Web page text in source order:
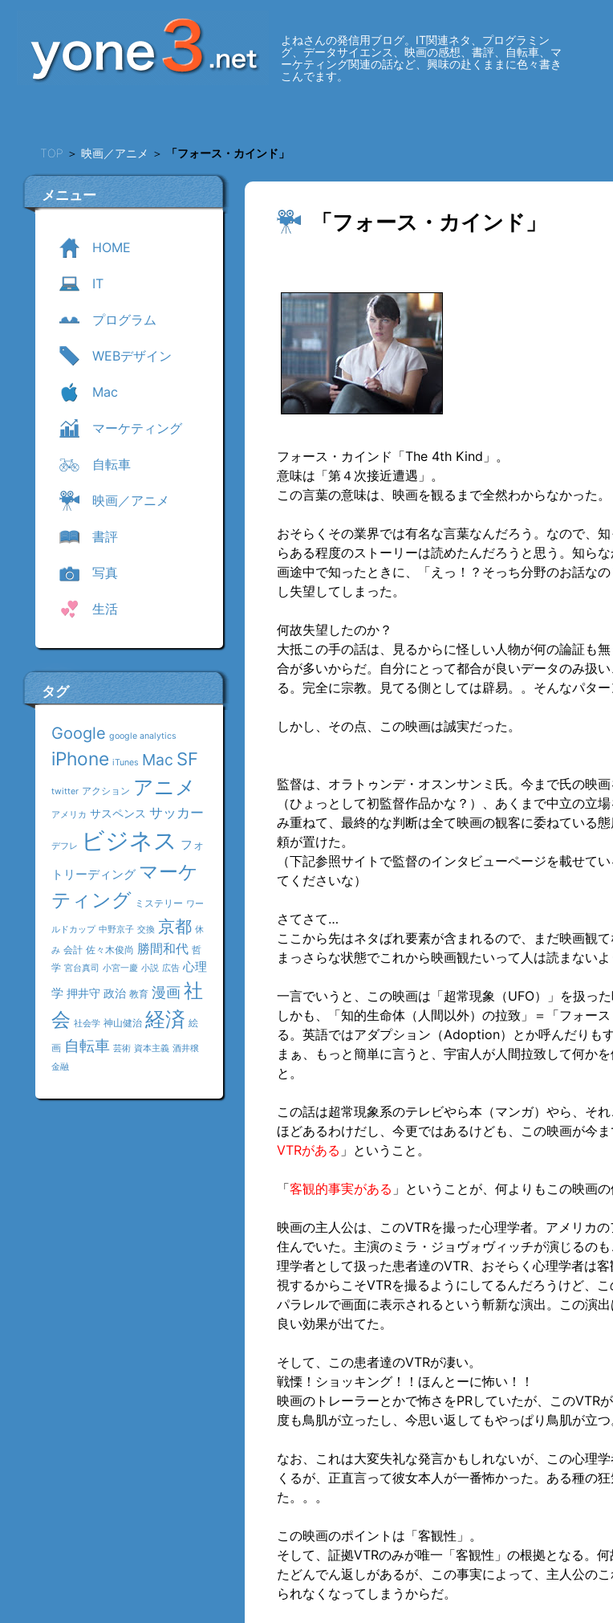
よねさんの発信用ブログ。IT関連ネタ、プログラミン
グ、データサイエンス、映画の感想、書評、自転車、マ
ーケティング関連の話など、興味の赴くままに色々書き
こんでます。
TOP ＞映画／アニメ ＞ 「フォース・カインド」
メニュー
HOME
IT
プログラム
WEBデザイン
Mac
マーケティング
自転車
映画／アニメ
書評
写真
生活
タグ
Google google analytics
iPhone iTunes Mac SF
twitter アクション アニメ
アメリカ サスペンス サッカー
デフレ ビジネス フォ
トリーディング マーケ
ティング ミステリー ワー
ルドカップ 中野京子 交換 京都 休
み 会計 佐々木俊尚 勝間和代 哲
学 宮台真司 小宮一慶 小説 広告 心理
学 押井守 政治 教育 漫画社
会 社会学 神山健治 経済 絵
画 自転車 芸術 資本主義 酒井穣
金融
「フォース・カインド」
フォース・カインド「The 4th Kind」。
意味は「第４次接近遭遇」。
この言葉の意味は、映画を観るまで全然わからなかった。
おそらくその業界では有名な言葉なんだろう。なので、
らある程度のストーリーは読めたんだろうと思う。知ら
画途中で知ったときに、「えっ！？そっち分野のお話な
し失望してしまった。
何故失望したのか？
大抵この手の話は、見るからに怪しい人物が何の論証も
合が多いからだ。自分にとって都合が良いデータのみ扱
る。完全に宗教。見てる側としては辟易。。そんなパター
しかし、その点、この映画は誠実だった。
監督は、オラトゥンデ・オスンサンミ氏。今まで氏の映
（ひょっとして初監督作品かな？）、あくまで中立の立
み重ねて、最終的な判断は全て映画の観客に委ねている
頼が置けた。
（下記参照サイトで監督のインタビューページを載せて
てくださいな）
さてさて…
ここから先はネタばれ要素が含まれるので、まだ映画観
まっさらな状態でこれから映画観たいって人は読まないよ
一言でいうと、この映画は「超常現象（UFO）」を扱った
しかも、「知的生命体（人間以外）の拉致」＝「フォー
る。英語ではアダプション（Adoption）とか呼んだりもす
まぁ、もっと簡単に言うと、宇宙人が人間拉致して何か
と。
この話は超常現象系のテレビやら本（マンガ）やら、そ
ほどあるわけだし、今更ではあるけども、この映画が今
VTRがある 」ということ。
「客観的事実がある 」ということが、何よりもこの映画の
映画の主人公は、このVTRを撮った心理学者。アメリカ
住んでいた。主演のミラ・ジョヴォヴィッチが演じるの
理学者として扱った患者達のVTR、おそらく心理学者は
視するからこそVTRを撮るようにしてるんだろうけど、
パラレルで画面に表示されるという斬新な演出。この演出
良い効果が出てた。
そして、この患者達のVTRが凄い。
戦慄！ショッキング！！ほんとーに怖い！！
映画のトレーラーとかで怖さをPRしていたが、このVTR
度も鳥肌が立ったし、今思い返してもやっぱり鳥肌が立つ
なお、これは大変失礼な発言かもしれないが、この心理
くるが、正直言って彼女本人が一番怖かった。ある種の
た。。。
この映画のポイントは「客観性」。
そして、証拠VTRのみが唯一「客観性」の根拠となる。
たどんでん返しがあるが、この事実によって、主人公の
られなくなってしまうからだ。